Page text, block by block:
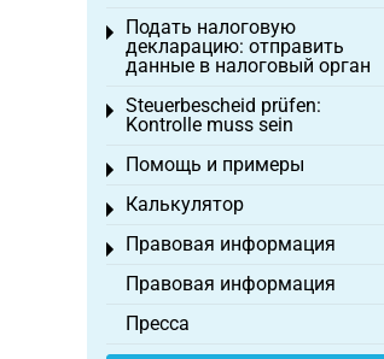
Подать налоговую
декларацию: отправить
данные в налоговый орган
Toggle menu
Steuerbescheid prüfen:
Kontrolle muss sein
Toggle menu
Помощь и примеры
Toggle menu
Калькулятор
Toggle menu
Правовая информация
Toggle menu
Правовая информация
Пресса